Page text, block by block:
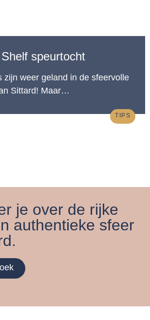
speurtocht
zijn weer geland in de sfeervolle
Sittard! Maar…
TIPS
je over de rijke
authentieke sfeer